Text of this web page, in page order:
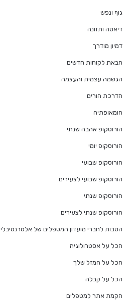
גוף ונפש
דיאטה ותזונה
דמיון מודרך
הבאת לקוחות חדשים
הגשמה עצמית והעצמה
הדרכת הורים
הומאופתיה
הורוסקופ אהבה שנתי
הורוסקופ יומי
הורוסקופ שבועי
הורוסקופ שבועי לצעירים
הורוסקופ שנתי
הורוסקופ שנתי לצעירים
הטבות לחברי מועדון המטפלים של אלטרנטיבלי
הכל על אסטרולוגיה
הכל על המזל שלך
הכל על קבלה
הקמת אתר למטפלים